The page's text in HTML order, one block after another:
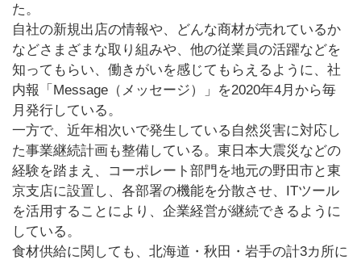
た。
自社の新規出店の情報や、どんな商材が売れているか
などさまざまな取り組みや、他の従業員の活躍などを
知ってもらい、働きがいを感じてもらえるように、社
内報「Message（メッセージ）」を2020年4月から毎
月発行している。
一方で、近年相次いで発生している自然災害に対応し
た事業継続計画も整備している。東日本大震災などの
経験を踏まえ、コーポレート部門を地元の野田市と東
京支店に設置し、各部署の機能を分散させ、ITツール
を活用することにより、企業経営が継続できるように
している。
食材供給に関しても、北海道・秋田・岩手の計3カ所に